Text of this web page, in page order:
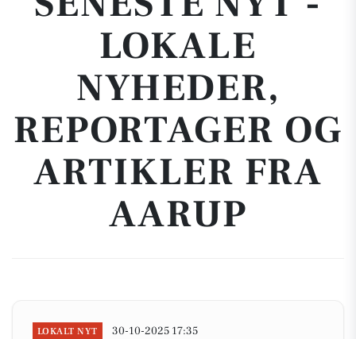
LOKALE
NYHEDER,
REPORTAGER OG
ARTIKLER FRA
AARUP
LOKALT NYT 30-10-2025 17:35